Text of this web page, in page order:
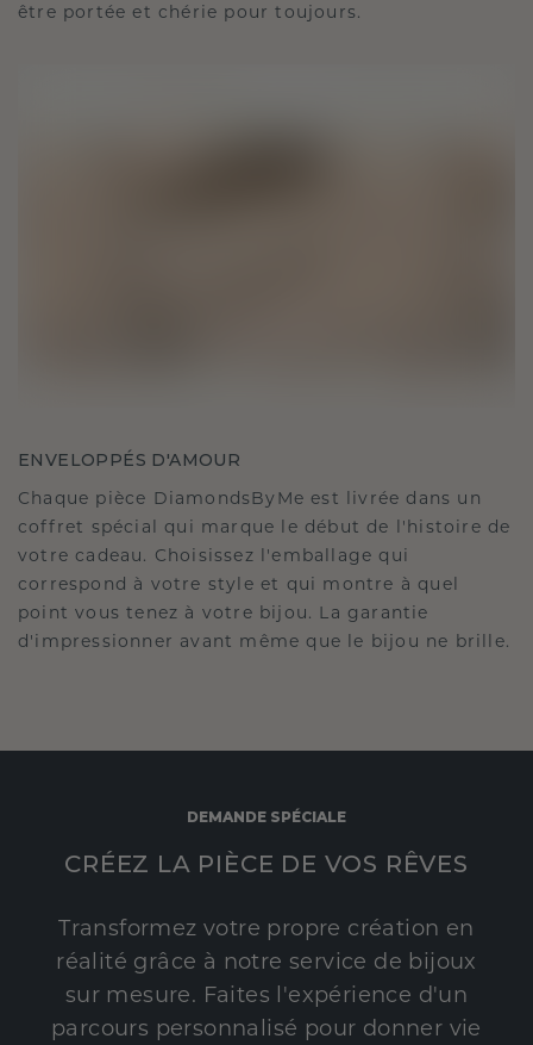
être portée et chérie pour toujours.
ENVELOPPÉS D'AMOUR
Chaque pièce DiamondsByMe est livrée dans un
coffret spécial qui marque le début de l'histoire de
votre cadeau. Choisissez l'emballage qui
correspond à votre style et qui montre à quel
point vous tenez à votre bijou. La garantie
d'impressionner avant même que le bijou ne brille.
DEMANDE SPÉCIALE
CRÉEZ LA PIÈCE DE VOS RÊVES
Transformez votre propre création en
réalité grâce à notre service de bijoux
sur mesure. Faites l'expérience d'un
parcours personnalisé pour donner vie